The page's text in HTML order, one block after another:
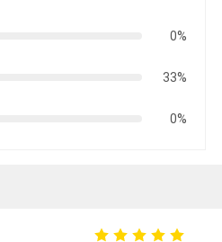
0%
33%
0%